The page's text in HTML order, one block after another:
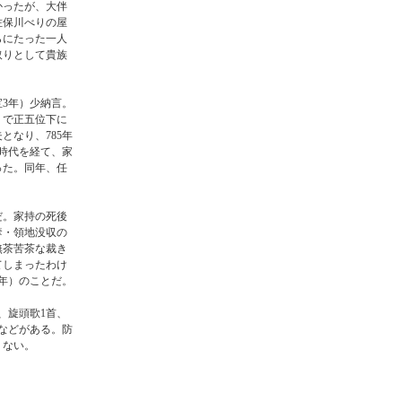
たが、大伴
川べりの屋
たった一人
として貴族
年）少納言。
正五位下に
なり、785年
代を経て、家
。同年、任
家持の死後
領地没収の
苦茶な裁き
まったわけ
のことだ。
頭歌1首、
どがある。防
い。